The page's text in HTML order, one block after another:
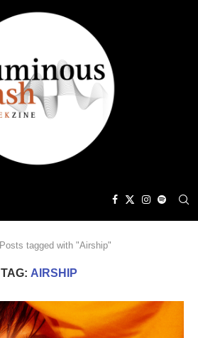
Posts tagged with "Airship"
TAG: AIRSHIP